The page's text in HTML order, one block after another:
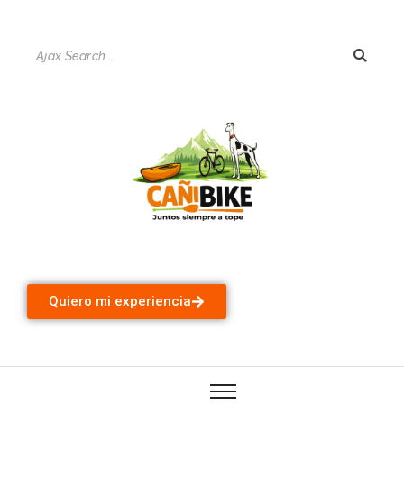
Quiero mi experiencia